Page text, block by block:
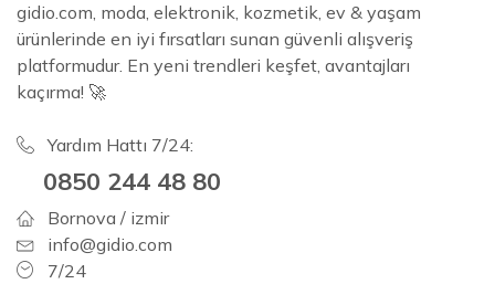
gidio.com, moda, elektronik, kozmetik, ev & yaşam
ürünlerinde en iyi fırsatları sunan güvenli alışveriş
platformudur. En yeni trendleri keşfet, avantajları
kaçırma! 🚀
Yardım Hattı 7/24:
0850 244 48 80
Bornova / izmir
info@gidio.com
7/24